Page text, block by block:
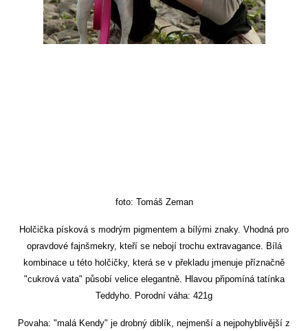
foto: Tomáš Zeman
Holčička písková s modrým pigmentem a bílými znaky. Vhodná pro
opravdové fajnšmekry, kteří se nebojí trochu extravagance. Bílá
kombinace u této holčičky, která se v překladu jmenuje příznačně
"cukrová vata" působí velice elegantně. Hlavou připomíná tatínka
Teddyho. Porodní váha: 421g
Povaha: "malá Kendy" je drobný diblík, nejmenší a nejpohyblivější z